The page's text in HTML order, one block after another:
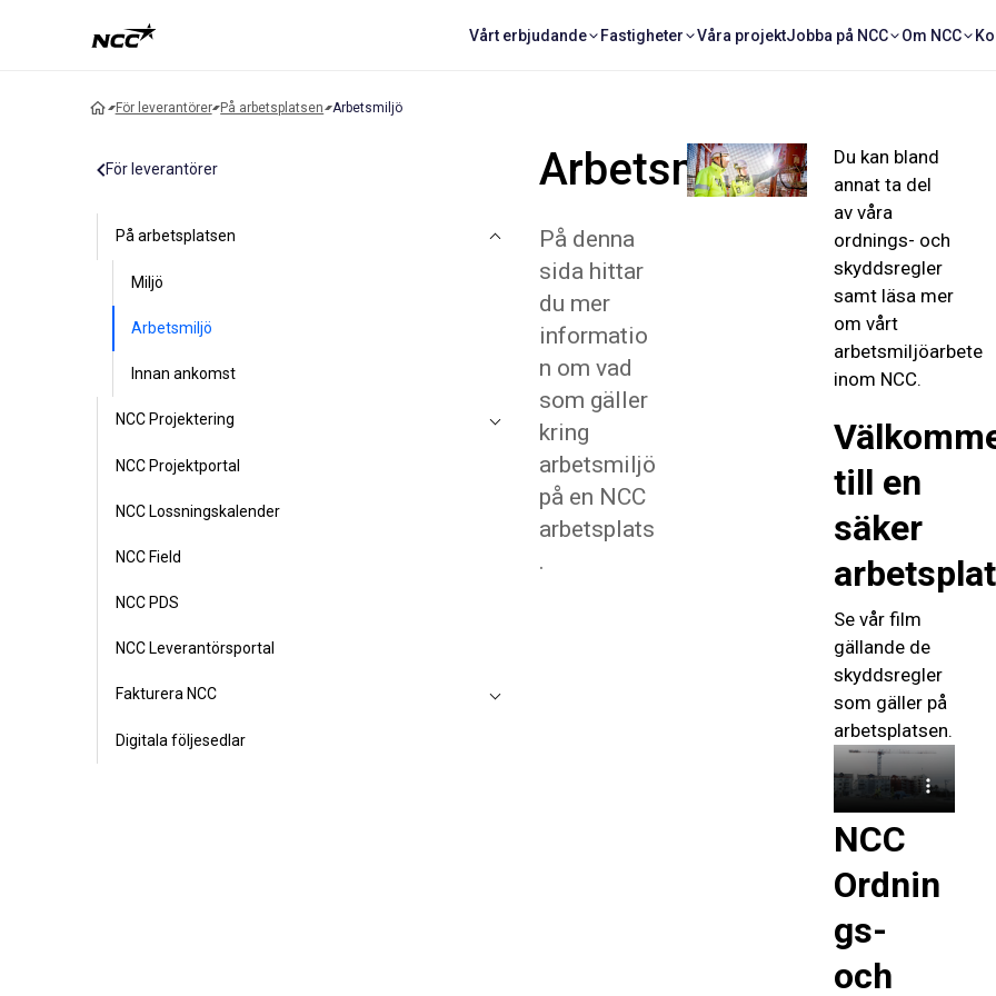
Vårt erbjudande Fastigheter Våra projektJobba på NCC Om NCC
För leverantörer På arbetsplatsen Arbetsmiljö
För leverantörer
På arbetsplatsen
Miljö
Arbetsmiljö
Innan ankomst
NCC Projektering
NCC Projektportal
NCC Lossningskalender
NCC Field
NCC PDS
NCC Leverantörsportal
Fakturera NCC
Digitala följesedlar
Arbetsmiljö
På denna
sida hittar
du mer
informatio
n om vad
som gäller
kring
arbetsmiljö
på en NCC
arbetsplats
.
Du kan bland
annat ta del
av våra
ordnings- och
skyddsregler
samt läsa mer
om vårt
arbetsmiljöarbete
inom NCC.
till en
säker
Se vår film
gällande de
skyddsregler
som gäller på
arbetsplatsen.
NCC
Ordnin
gs-
och